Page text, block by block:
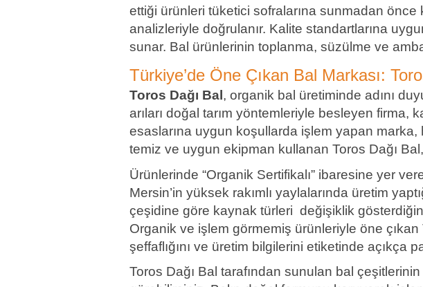
ettiği ürünleri tüketici sofralarına sunmadan önce
analizleriyle doğrulanır. Kalite standartlarına
sunar. Bal ürünlerinin toplanma, süzülme ve
Türkiye’de Öne Çıkan Bal Markası:
Toros Dağı Bal , organik bal üretiminde adını
arıları doğal tarım yöntemleriyle besleyen firma,
esaslarına uygun koşullarda işlem yapan
temiz ve uygun ekipman kullanan Toros Dağı
Ürünlerinde “Organik Sertifikalı” ibaresine yer
Mersin’in yüksek rakımlı yaylalarında üretim
çeşidine göre kaynak türleri değişiklik
Organik ve işlem görmemiş ürünleriyle öne
şeffaflığını ve üretim bilgilerini etiketinde açıkça
Toros Dağı Bal tarafından sunulan bal